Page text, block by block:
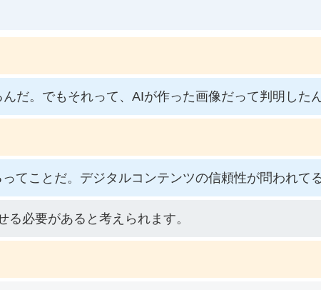
だ。でもそれって、AIが作った画像だって判明したん
てことだ。デジタルコンテンツの信頼性が問われてる
必要があると考えられます。